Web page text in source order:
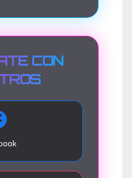
CON